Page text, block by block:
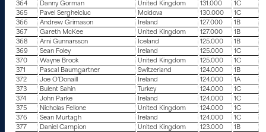
364
Danny Gorman United Kingdom 131.000
1C
365
Pavel Sergheiciuc Moldova 130.000
1C
366
Andrew Grimason Ireland 127.000
1B
367
Gareth McKee United Kingdom 127.000
1B
368
Arni Gunnarsson Iceland 125.000
1B
369
Sean Foley Ireland 125.000
1C
370
Wayne Brook United Kingdom 125.000
1C
371
Pascal Baumgartner Switzerland 124.000
1B
372
Joe O’Donaill Ireland 124.000
1A
373
Bulent Sahin Turkey 124.000
1C
374
John Parke Ireland 124.000
1C
375
Nicholas Fellone United Kingdom 124.000
1C
376
Sean Murtagh Ireland 124.000
1C
377
Daniel Campion United Kingdom 123.000
1B